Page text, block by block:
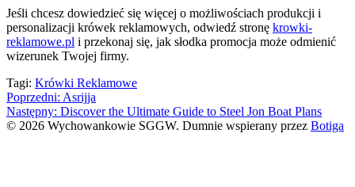
Jeśli chcesz dowiedzieć się więcej o możliwościach produkcji i
personalizacji krówek reklamowych, odwiedź stronę krowki-
reklamowe.pl i przekonaj się, jak słodka promocja może odmienić
wizerunek Twojej firmy.
Tagi: Krówki Reklamowe
Nawigacja
wpisu
Poprzedni: Asrijja
Następny: Discover the Ultimate Guide to Steel Jon Boat Plans
© 2026 Wychowankowie SGGW. Dumnie wspierany przez Botiga